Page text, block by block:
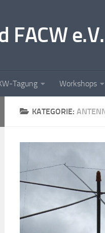
FACW e.V.
Tagung Workshops
KATEGORIE: